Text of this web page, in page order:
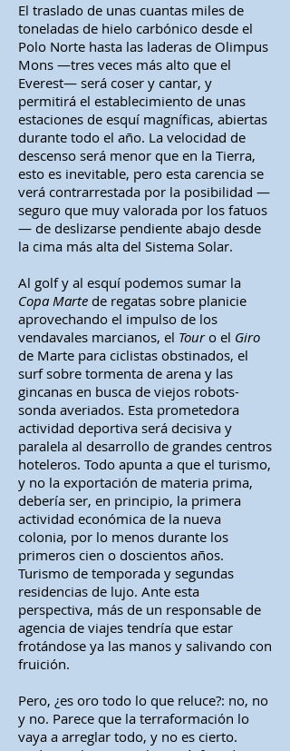
El traslado de unas cuantas miles de
toneladas de hielo carbónico desde el
Polo Norte hasta las laderas de Olimpus
Mons —tres veces más alto que el
Everest— será coser y cantar, y
permitirá el establecimiento de unas
estaciones de esquí magníficas, abiertas
durante todo el año. La velocidad de
descenso será menor que en la Tierra,
esto es inevitable, pero esta carencia se
verá contrarrestada por la posibilidad —
seguro que muy valorada por los fatuos
— de deslizarse pendiente abajo desde
la cima más alta del Sistema Solar.
Al golf y al esquí podemos sumar la
Copa Marte de regatas sobre planicie
aprovechando el impulso de los
vendavales marcianos, el Touro el Giro
de Marte para ciclistas obstinados, el
surf sobre tormenta de arena y las
gincanas en busca de viejos robots-
sonda averiados. Esta prometedora
actividad deportiva será decisiva y
paralela al desarrollo de grandes centros
hoteleros. Todo apunta a que el turismo,
y no la exportación de materia prima,
debería ser, en principio, la primera
actividad económica de la nueva
colonia, por lo menos durante los
primeros cien o doscientos años.
Turismo de temporada y segundas
residencias de lujo. Ante esta
perspectiva, más de un responsable de
agencia de viajes tendría que estar
frotándose ya las manos y salivando con
fruición.
Pero, ¿es oro todo lo que reluce?: no, no
y no. Parece que la terraformación lo
vaya a arreglar todo, y no es cierto.